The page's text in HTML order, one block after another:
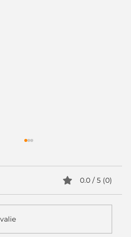
0.0 / 5 (0)